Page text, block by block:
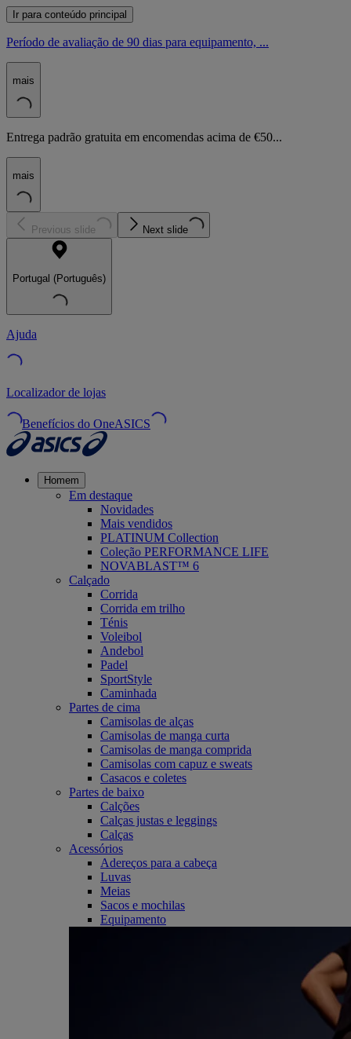
Ir para conteúdo principal
Período de avaliação de 90 dias para equipamento, ...
mais
Entrega padrão gratuita em encomendas acima de €50...
mais
Previous slide Next slide
Portugal (Português)
Ajuda
Localizador de lojas
Benefícios do OneASICS
Homem
Em destaque
Novidades
Mais vendidos
PLATINUM Collection
Coleção PERFORMANCE LIFE
NOVABLAST™ 6
Calçado
Corrida
Corrida em trilho
Ténis
Voleibol
Andebol
Padel
SportStyle
Caminhada
Partes de cima
Camisolas de alças
Camisolas de manga curta
Camisolas de manga comprida
Camisolas com capuz e sweats
Casacos e coletes
Partes de baixo
Calções
Calças justas e leggings
Calças
Acessórios
Adereços para a cabeça
Luvas
Meias
Sacos e mochilas
Equipamento